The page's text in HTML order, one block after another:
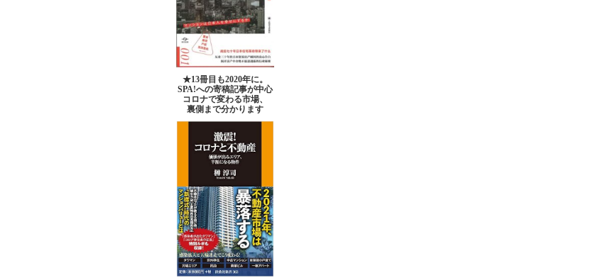
★13冊目も2020年に。
SPA!への寄稿記事が中心
コロナで変わる市場、
裏側まで分かります